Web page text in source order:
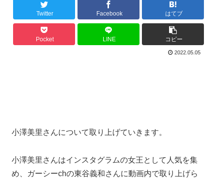
Twitter Facebook はてブ
Pocket LINE コピー
2022.05.05
小澤美里さんについて取り上げていきます。
小澤美里さんはインスタグラムの女王として人気を集
め、ガーシーchの東谷義和さんに動画内で取り上げら